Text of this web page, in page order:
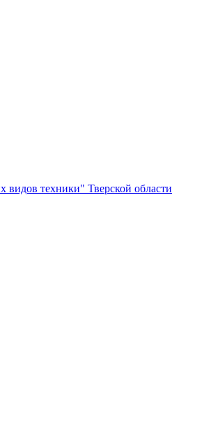
видов техники" Тверской области